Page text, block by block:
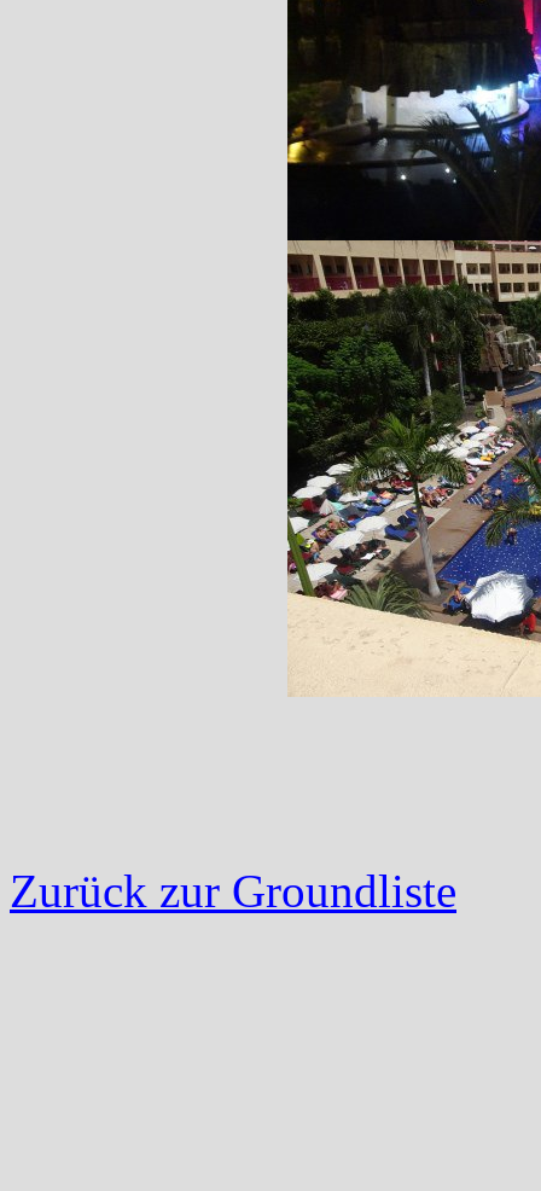
Zurück zur Groundliste